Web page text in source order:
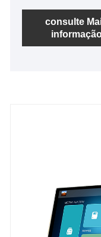
papel inclui um
gerenciamento
centro de
consulte